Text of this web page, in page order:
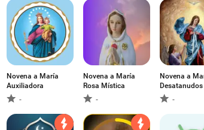
Novena a María
Auxiliadora
-
Novena a María
Rosa Mística
-
Novena a
Desatanudos
-